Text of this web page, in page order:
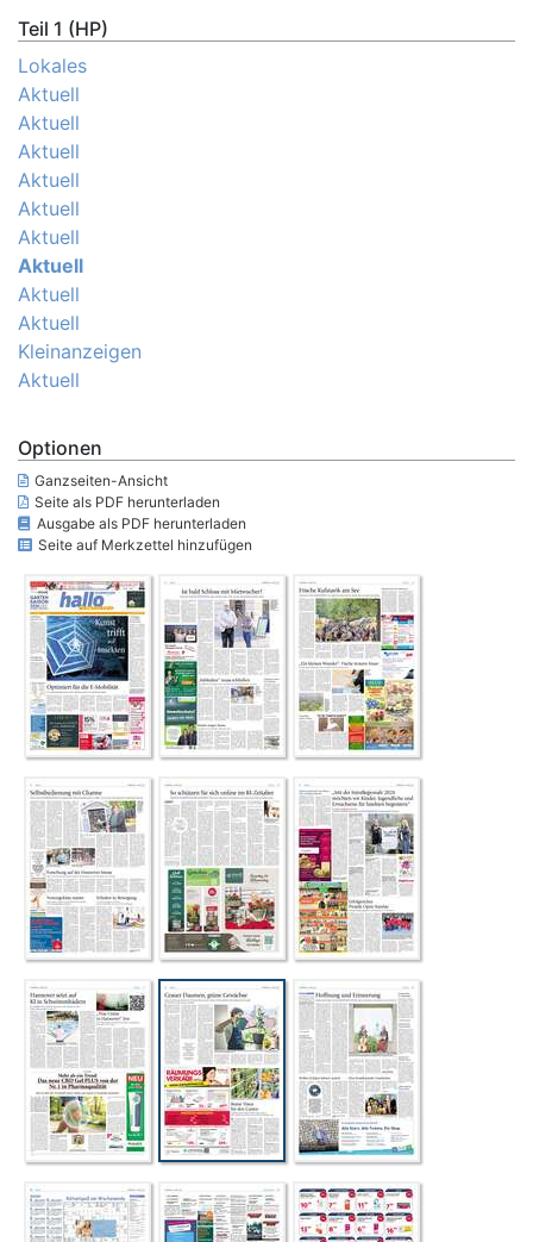
Teil 1 (HP)
Lokales
Aktuell
Aktuell
Aktuell
Aktuell
Aktuell
Aktuell
Aktuell
Aktuell
Aktuell
Kleinanzeigen
Aktuell
Optionen
Ganzseiten-Ansicht
Seite als PDF herunterladen
Ausgabe als PDF herunterladen
Seite auf Merkzettel hinzufügen